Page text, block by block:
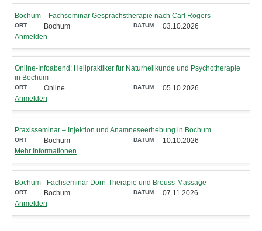
Bochum – Fachseminar Gesprächstherapie nach Carl Rogers
Bochum
03.10.2026
Anmelden
Online-Infoabend: Heilpraktiker für Naturheilkunde und Psychotherapie
in Bochum
Online
05.10.2026
Anmelden
Praxisseminar – Injektion und Anamneseerhebung in Bochum
Bochum
10.10.2026
Mehr Informationen
Bochum - Fachseminar Dorn-Therapie und Breuss-Massage
Bochum
07.11.2026
Anmelden